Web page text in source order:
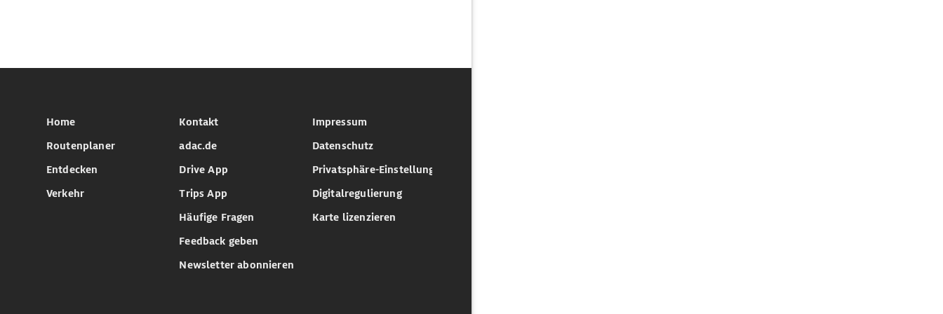
Home
Routenplaner
Entdecken
Verkehr
Kontakt
adac.de
Drive App
Trips App
Häufige Fragen
Feedback geben
Newsletter abonnieren
Impressum
Datenschutz
Privatsphäre-Einstellungen
Digitalregulierung
Karte lizenzieren